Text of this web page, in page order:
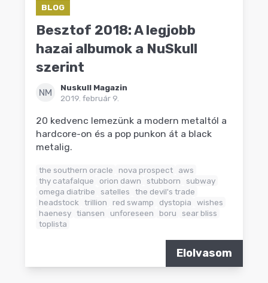
BLOGBLOG
Besztof 2018: A legjobb
hazai albumok a NuSkull
szerint
NM
Nuskull Magazin
2019. február 9.
20 kedvenc lemezünk a modern metaltól a
hardcore-on és a pop punkon át a black
metalig.
the southern oracle nova prospect
aws
thy catafalque
orion dawn stubborn
subway
omega diatribe
satelles
the devil's trade
headstock
trillion red swamp dystopia
wishes
haenesy tiansen unforeseen boru
sear bliss
toplista
Elolvasom